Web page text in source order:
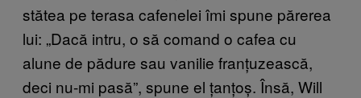
stătea pe terasa cafenelei îmi spune părerea
lui: „Dacă intru, o să comand o cafea cu
alune de pădure sau vanilie franțuzească,
deci nu-mi pasă”, spune el țanțoș. Însă, Will